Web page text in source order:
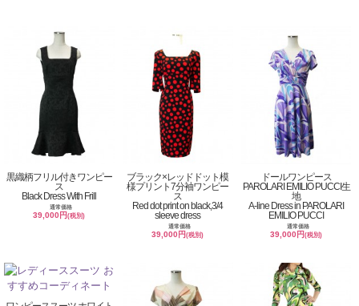
黒織柄フリル付きワンピー
ス
Black Dress With Frill
通常価格
39,000円(税別)
ブラック×レッドドット模
様プリント7分袖ワンピー
ス
Red dot print on black,3/4
sleeve dress
通常価格
39,000円(税別)
ドールワンピース
PAROLARI EMILIO PUCCI生
地
A-line Dress in PAROLARI
EMILIO PUCCI
通常価格
39,000円(税別)